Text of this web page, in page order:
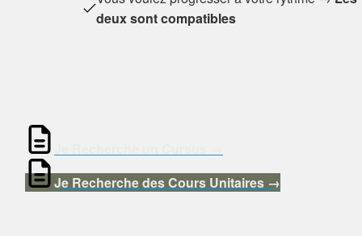
deux sont compatibles
Je Recherche des Cours Unitaires →